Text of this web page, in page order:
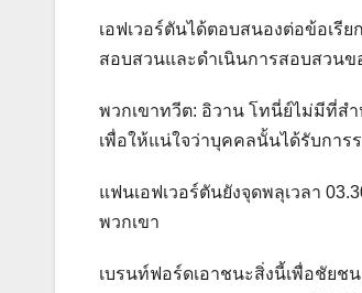
เอฟเวอร์ตันได้ตอบสนองต่อข้อเรี
สอบสวนและดำเนินการสอบสวนข
พวกเขาทวีต: อิวาน โทนี่ย์ไม่มีที่ส
เพื่อให้แน่ใจว่าบุคคลนั้นได้รับการ
แฟนเอฟเวอร์ตันยังจุดพลุเวลา
พวกเขา
เบรนท์ฟอร์ดเอาชนะสิ่งนี้เพื่อชัยช